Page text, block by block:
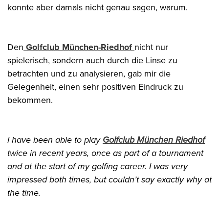
konnte aber damals nicht genau sagen, warum.
Den Golfclub München-Riedhof nicht nur
spielerisch, sondern auch durch die Linse zu
betrachten und zu analysieren, gab mir die
Gelegenheit, einen sehr positiven Eindruck zu
bekommen.
I have been able to play Golfclub München Riedhof
twice in recent years, once as part of a tournament
and at the start of my golfing career. I was very
impressed both times, but couldn’t say exactly why at
the time.